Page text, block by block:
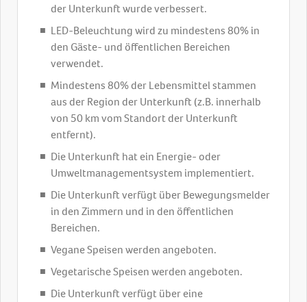
der Unterkunft wurde verbessert.
LED-Beleuchtung wird zu mindestens 80% in
den Gäste- und öffentlichen Bereichen
verwendet.
Mindestens 80% der Lebensmittel stammen
aus der Region der Unterkunft (z.B. innerhalb
von 50 km vom Standort der Unterkunft
entfernt).
Die Unterkunft hat ein Energie- oder
Umweltmanagementsystem implementiert.
Die Unterkunft verfügt über Bewegungsmelder
in den Zimmern und in den öffentlichen
Bereichen.
Vegane Speisen werden angeboten.
Vegetarische Speisen werden angeboten.
Die Unterkunft verfügt über eine